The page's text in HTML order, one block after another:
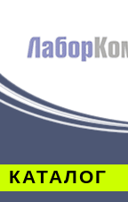
КАТАЛОГ